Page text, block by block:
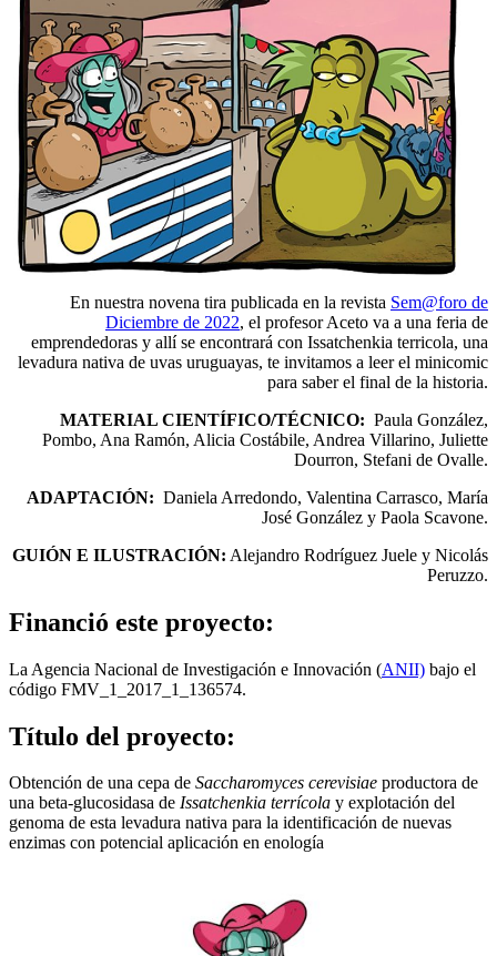
En nuestra novena tira publicada en la revista Sem@foro de
Diciembre de 2022, el profesor Aceto va a una feria de
emprendedoras y allí se encontrará con Issatchenkia terricola, una
levadura nativa de uvas uruguayas, te invitamos a leer el minicomic
para saber el final de la historia.
MATERIAL CIENTÍFICO/TÉCNICO: Paula González,
Pombo, Ana Ramón, Alicia Costábile, Andrea Villarino, Juliette
Dourron, Stefani de Ovalle.
ADAPTACIÓN: Daniela Arredondo, Valentina Carrasco, María
José González y Paola Scavone.
GUIÓN E ILUSTRACIÓN: Alejandro Rodríguez Juele y Nicolás
Peruzzo.
Financió este proyecto:
La Agencia Nacional de Investigación e Innovación (ANII) bajo el
código FMV_1_2017_1_136574.
Título del proyecto:
Obtención de una cepa de Saccharomyces cerevisiae productora de
una beta-glucosidasa de Issatchenkia terrícola y explotación del
genoma de esta levadura nativa para la identificación de nuevas
enzimas con potencial aplicación en enología